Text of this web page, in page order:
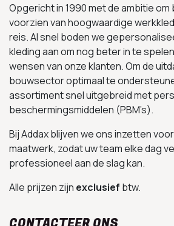
Opgericht in 1990 met de ambitie
voorzien van hoogwaardige
reis. Al snel boden we
kleding aan om nog beter in te
wensen van onze klanten. Om de
bouwsector optimaal te
assortiment snel uitgebreid met
beschermingsmiddelen (PBM’s).
Bij Addax blijven we ons inzetten
maatwerk, zodat uw team elke dag
professioneel aan de slag kan.
Alle prijzen zijn exclusief btw.